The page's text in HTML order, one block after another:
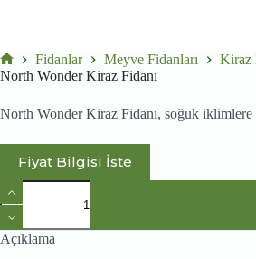
No
Fidanlar Meyve Fidanları Kiraz
North Wonder Kiraz Fidanı
North Wonder Kiraz Fidanı, soğuk
Fiyat Bilgisi İste
North
Wonder
Kiraz
Fidanı
adet
Açıklama